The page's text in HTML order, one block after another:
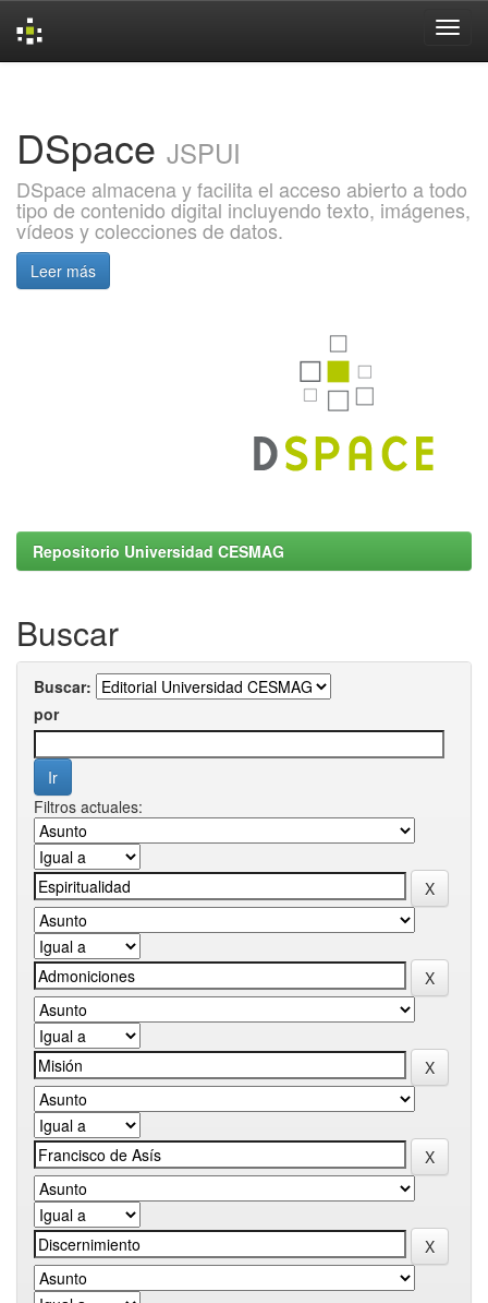
DSpace JSPUI
DSpace almacena y facilita el acceso abierto a todo
tipo de contenido digital incluyendo texto, imágenes,
vídeos y colecciones de datos.
Leer más
Repositorio Universidad CESMAG
Buscar
Buscar:
por
Filtros actuales: